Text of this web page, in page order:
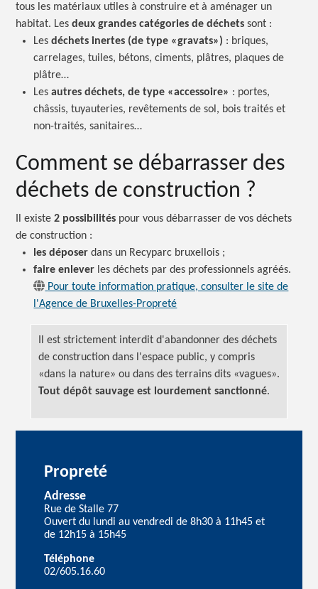
tous les matériaux utiles à construire et à aménager un
habitat. Lesdeux grandes catégories de déchets sont :
Lesdéchets inertes (de type «gravats») : briques,
carrelages, tuiles, bétons, ciments, plâtres, plaques de
plâtre…
Lesautres déchets, de type «accessoire» : portes,
châssis, tuyauteries, revêtements de sol, bois traités et
non-traités, sanitaires…
Comment se débarrasser des
déchets de construction ?
Il existe2 possibilités pour vous débarrasser de vos déchets
deconstruction :
les déposer dans un Recyparc bruxellois ;
faire enlever les déchets par des professionnels agréés.
Pour toute information pratique, consulter le site de
l'Agence de Bruxelles-Propreté
Il est strictement interdit d'abandonner des déchets
de construction dans l'espace public, y compris
«dans la nature» ou dans des terrains dits «vagues».
Tout dépôt sauvage est lourdement sanctionné.
Propreté
Adresse
Rue de Stalle 77
Ouvert du lundi au vendredi de 8h30 à 11h45 et
de 12h15 à 15h45
Téléphone
02/605.16.60